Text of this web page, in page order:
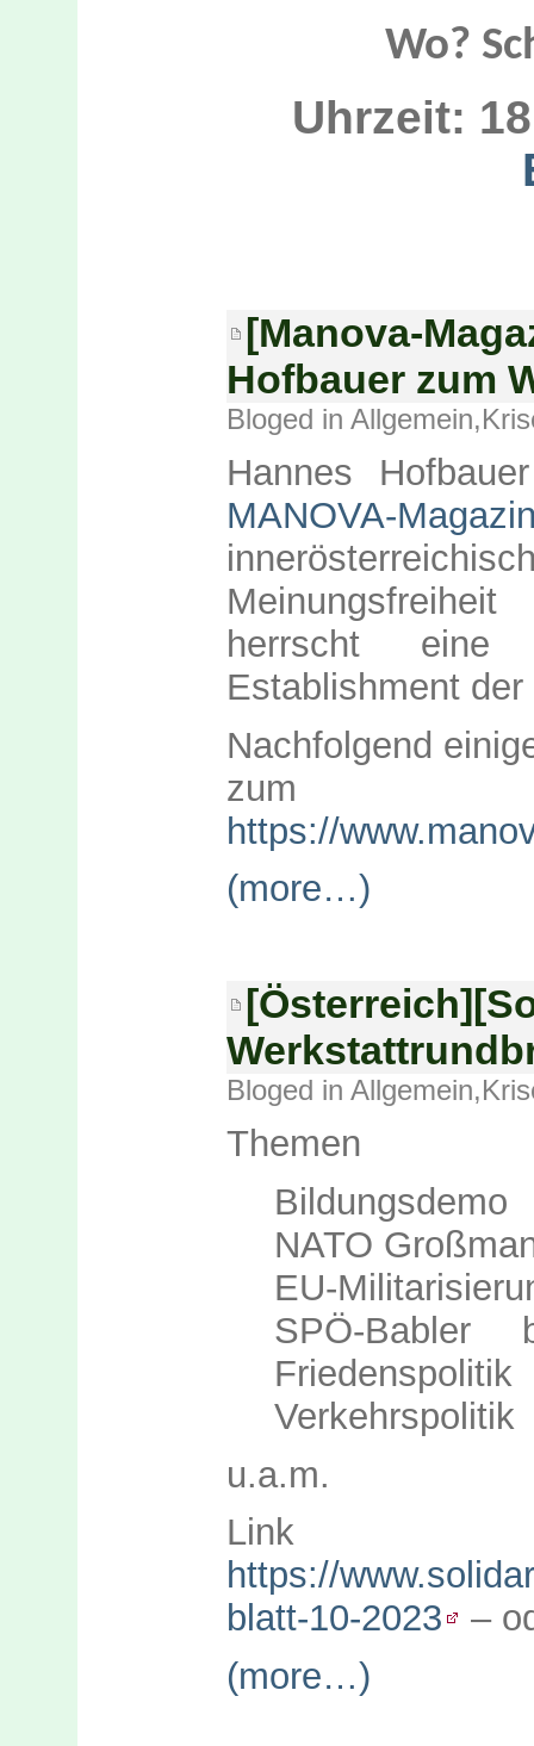
Wo?
Uhrzeit:
[Manova-
Hofbauer zum
Bloged in Allgemein,
Hannes
MANOVA-
herrscht eine
Establishment
Nachfolgend
zum
https://
(more…)
Bloged in Allgemein,
Themen
Bildungsdemo
NATO
EU-
SPÖ-
Friedenspolitik
Verkehrspolitik
u.a.m.
Link
https://
blatt-10-2023
–
(more…)